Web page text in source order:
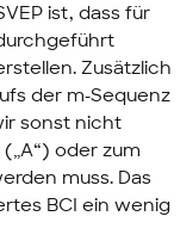
ist, dass für
Zusätzlich
der m-Sequenz
sonst nicht
oder zum
muss. Das
BCI ein wenig